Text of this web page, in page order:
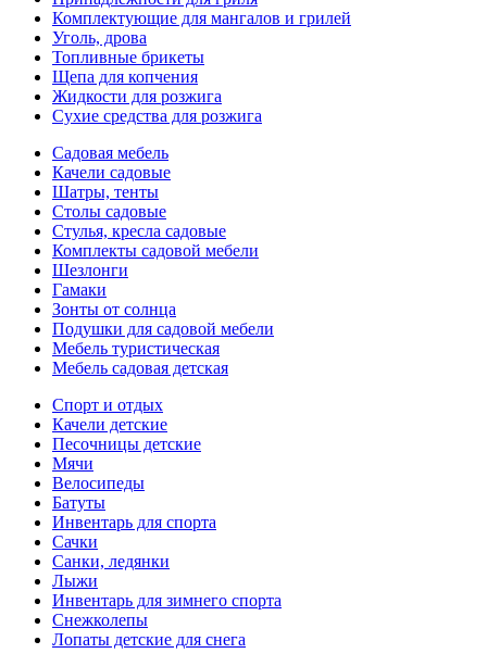
Комплектующие для мангалов и грилей
Уголь, дрова
Топливные брикеты
Щепа для копчения
Жидкости для розжига
Сухие средства для розжига
Садовая мебель
Качели садовые
Шатры, тенты
Столы садовые
Стулья, кресла садовые
Комплекты садовой мебели
Шезлонги
Гамаки
Зонты от солнца
Подушки для садовой мебели
Мебель туристическая
Мебель садовая детская
Спорт и отдых
Качели детские
Песочницы детские
Мячи
Велосипеды
Батуты
Инвентарь для спорта
Сачки
Санки, ледянки
Лыжи
Инвентарь для зимнего спорта
Снежколепы
Лопаты детские для снега